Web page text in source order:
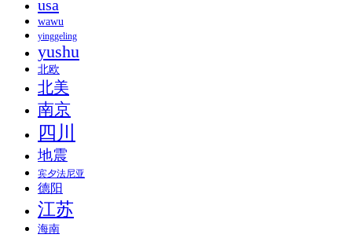
usa
wawu
yinggeling
yushu
北欧
北美
南京
四川
地震
宾夕法尼亚
德阳
江苏
海南